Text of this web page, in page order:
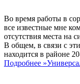
Во время работы в
все известные мне
отсутствия места на
В общем, в связи с
находится в районе
Подробнее »